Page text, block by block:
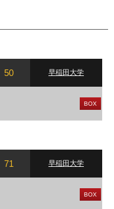
50 早稲田大学
BOX
71 早稲田大学
BOX